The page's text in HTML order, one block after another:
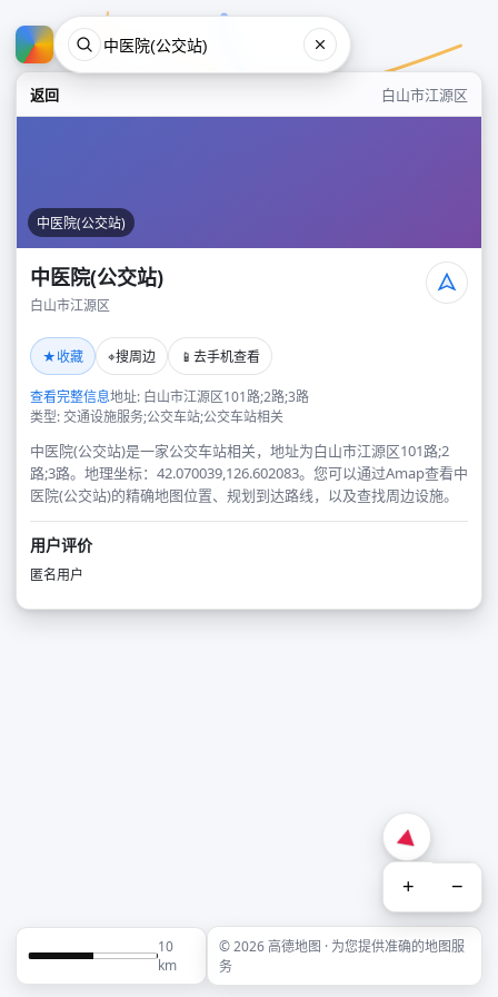
返回 白山市江源区
中医院(公交站)
中医院(公交站)
白山市江源区
★收藏 ⌖搜周边 📱 去手机查看
查看完整信息地址: 白山市江源区101路;2路;3路
类型: 交通设施服务;公交车站;公交车站相关
中医院(公交站)是一家公交车站相关，地址为白山市江源区101路;2
路;3路。地理坐标：42.070039,126.602083。您可以通过Amap查看中
医院(公交站)的精确地图位置、规划到达路线，以及查找周边设施。
用户评价
匿名用户
+ −
10
km
© 2026 高德地图 · 为您提供准确的地图服
务